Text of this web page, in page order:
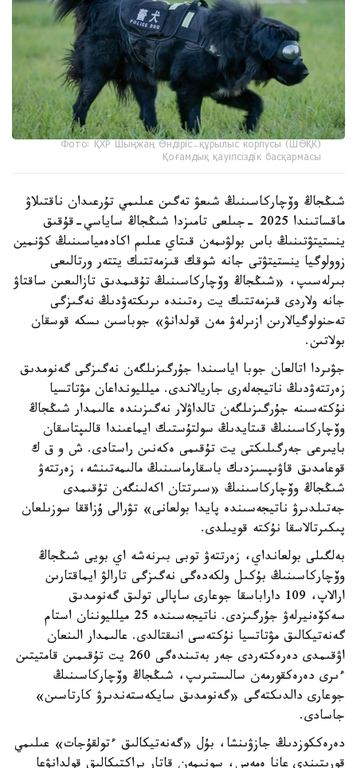
Фото: ҚХР Шыңжаң Өндіріс-құрылыс корпусы (ШӨҚК)
Қоғамдық қауіпсіздік басқармасы
شىڭجاڭ وۆچاركاسىنىڭ شىعۋ تەگىن عىلىمي تۇرعىدان ناقتىلاۋ
ماقساتىندا 2025 -جىلعى تامىزدا شىڭجاڭ ساياسي-قۇقىق
ينستيتۋتىنىڭ باس بولۋىمەن قىتاي عىلىم اكادەمياسىنىڭ كۋنمين
زوولوگيا ينستيتۋتى جانە شوقك قىزمەتتىك يتتەر ورتالىعى
بىرلەسىپ، «شىڭجاڭ وۆچاركاسىنىڭ تۇقىمدىق تازالىعىن ساقتاۋ
جانە ولاردى قىزمەتتىك يت رەتىندە ىرىكتەۋدىڭ نەگىزگى
تەحنولوگيالارىن ازىرلەۋ مەن قولدانۋ» جوباسىن ىسكە قوسقان
بولاتىن.
جۋىردا اتالعان جوبا اياسىندا جۇرگىزىلگەن نەگىزگى گەنومدىق
زەرتتەۋدىڭ ناتيجەلەرى جاريالاندى. ميلليونداعان مۋتاتسيا
نۇكتەسىنە جۇرگىزىلگەن تالداۋلار نەگىزىندە عالىمدار شىڭجاڭ
وۆچاركاسىنىڭ قىتايدىڭ سولتۇستىك ايماعىندا قالىپتاسقان
بايىرعى جەرگىلىكتى يت تۇقىمى ەكەنىن راستادى. ش و ق ك
قوعامدىق قاۋىپسىزدىك باسقارماسىنىڭ مالىمەتىنشە، زەرتتەۋ
شىڭجاڭ وۆچاركاسىنىڭ «سىرتتان اكەلىنگەن تۇقىمدى
جەتىلدىرۋ ناتيجەسىندە پايدا بولعانى» تۋرالى ۇزاققا سوزىلعان
پىكىرتالاسقا نۇكتە قويىلدى.
بەلگىلى بولعانداي، زەرتتەۋ توبى بىرنەشە اي بويى شىڭجاڭ
وۆچاركاسىنىڭ بۇكىل ولكەدەگى نەگىزگى تارالۋ ايماقتارىن
ارالاپ، 109 داراباسقا جوعارى ساپالى تولىق گەنومدىق
سەكۆەنيرلەۋ جۇرگىزدى. ناتيجەسىندە 25 ميلليوننان استام
گەنەتيكالىق مۋتاتسيا نۇكتەسى انىقتالدى. عالىمدار الىنعان
اۋقىمدى دەرەكتەردى جەر بەتىندەگى 260 يت تۇقىمىن قامتيتىن
ءىرى دەرەكقورمەن سالىستىرىپ، شىڭجاڭ وۆچاركاسىنىڭ
جوعارى دالدىكتەگى «گەنومدىق سايكەستەندىرۋ كارتاسىن»
جاسادى.
دەرەككوزدىڭ جازۋىنشا، بۇل «گەنەتيكالىق ءتولقۇجات» عىلىمي